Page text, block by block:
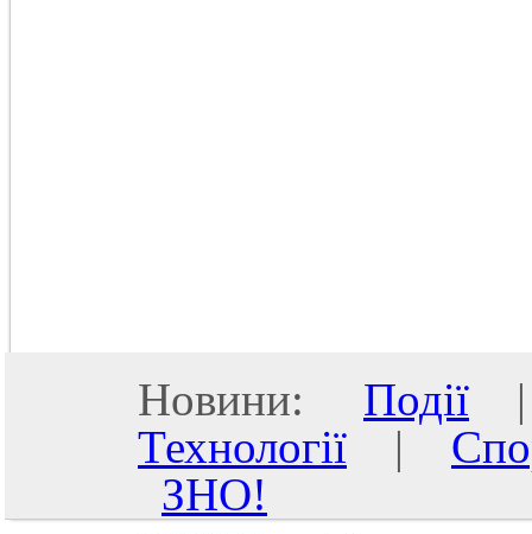
Новини: Події
Технології |
ЗНО!